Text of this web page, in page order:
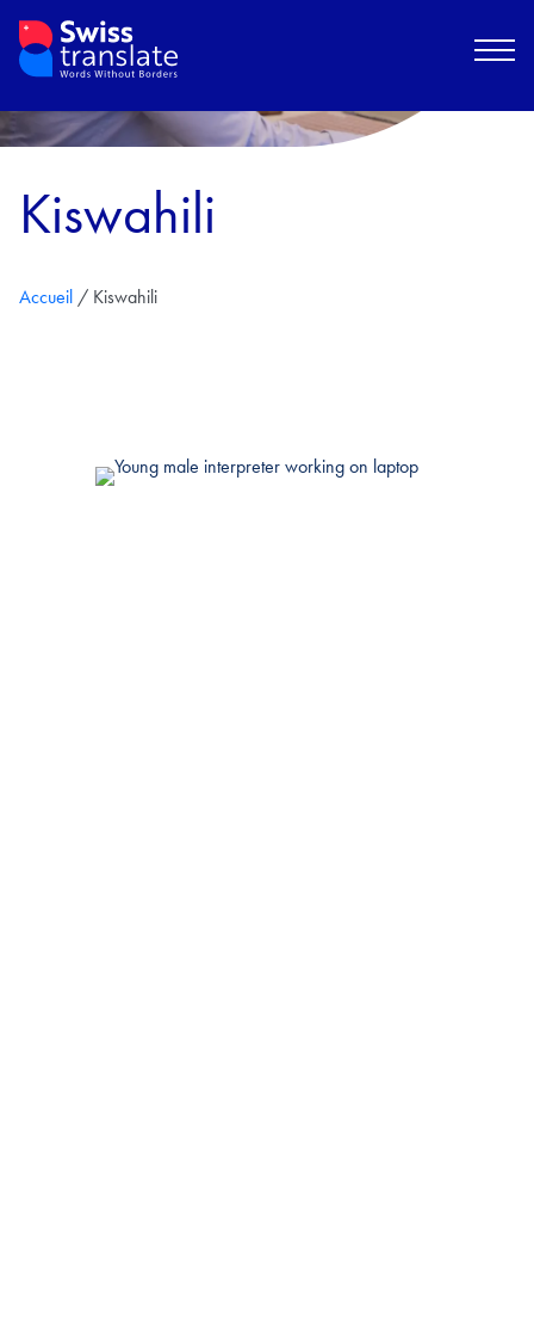
Kiswahili
Accueil / Kiswahili